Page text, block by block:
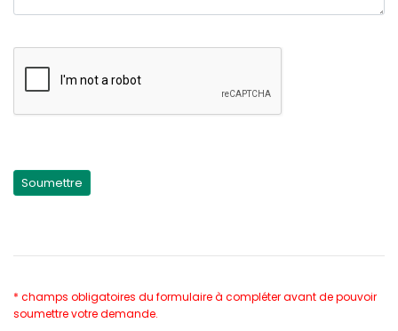
* champs obligatoires du formulaire à compléter avant de pouvoir
soumettre votre demande.